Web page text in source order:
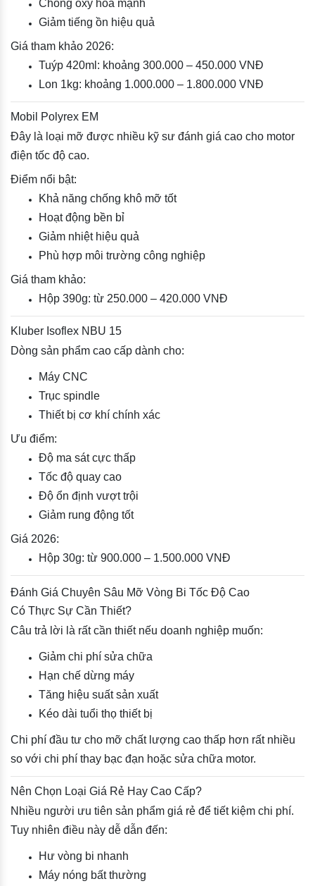
Chống oxy hóa mạnh
Giảm tiếng ồn hiệu quả
Giá tham khảo 2026:
Tuýp 420ml: khoảng 300.000 – 450.000 VNĐ
Lon 1kg: khoảng 1.000.000 – 1.800.000 VNĐ
Mobil Polyrex EM
Đây là loại mỡ được nhiều kỹ sư đánh giá cao cho motor
điện tốc độ cao.
Điểm nổi bật:
Khả năng chống khô mỡ tốt
Hoạt động bền bỉ
Giảm nhiệt hiệu quả
Phù hợp môi trường công nghiệp
Giá tham khảo:
Hộp 390g: từ 250.000 – 420.000 VNĐ
Kluber Isoflex NBU 15
Dòng sản phẩm cao cấp dành cho:
Máy CNC
Trục spindle
Thiết bị cơ khí chính xác
Ưu điểm:
Độ ma sát cực thấp
Tốc độ quay cao
Độ ổn định vượt trội
Giảm rung động tốt
Giá 2026:
Hộp 30g: từ 900.000 – 1.500.000 VNĐ
Đánh Giá Chuyên Sâu Mỡ Vòng Bi Tốc Độ Cao
Có Thực Sự Cần Thiết?
Câu trả lời là rất cần thiết nếu doanh nghiệp muốn:
Giảm chi phí sửa chữa
Hạn chế dừng máy
Tăng hiệu suất sản xuất
Kéo dài tuổi thọ thiết bị
Chi phí đầu tư cho mỡ chất lượng cao thấp hơn rất nhiều
so với chi phí thay bạc đạn hoặc sửa chữa motor.
Nên Chọn Loại Giá Rẻ Hay Cao Cấp?
Nhiều người ưu tiên sản phẩm giá rẻ để tiết kiệm chi phí.
Tuy nhiên điều này dễ dẫn đến:
Hư vòng bi nhanh
Máy nóng bất thường